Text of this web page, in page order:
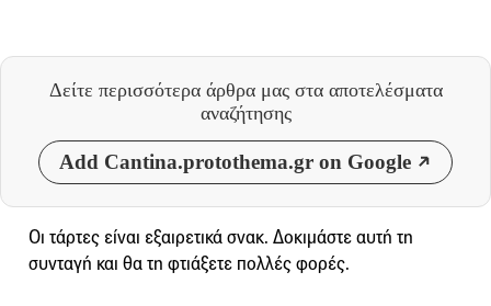
Δείτε περισσότερα άρθρα μας στα αποτελέσματα
αναζήτησης
Add Cantina.protothema.gr on Google
Οι τάρτες είναι εξαιρετικά σνακ. Δοκιμάστε αυτή τη
συνταγή και θα τη φτιάξετε πολλές φορές.